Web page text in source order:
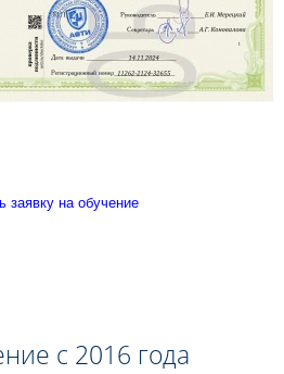
заявку на обучение
с 2016 года